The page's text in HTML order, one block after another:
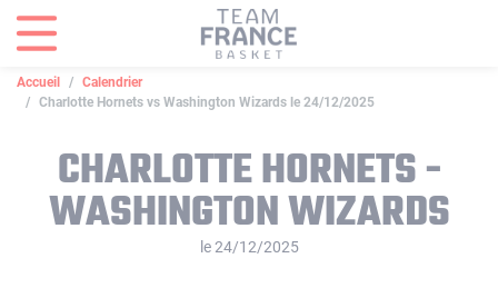
Accueil
Calendrier
Charlotte Hornets vs Washington Wizards le 24/12/2025
CHARLOTTE HORNETS -
WASHINGTON WIZARDS
le 24/12/2025
Panneau de gestion des cookies